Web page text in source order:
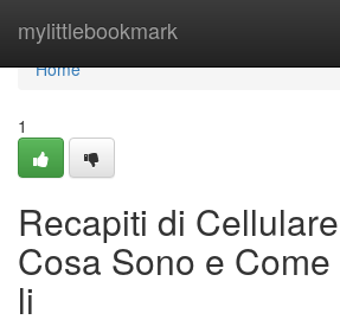
mylittlebookmark
Home
Home
1
Recapiti di
Cosa Sono e
li